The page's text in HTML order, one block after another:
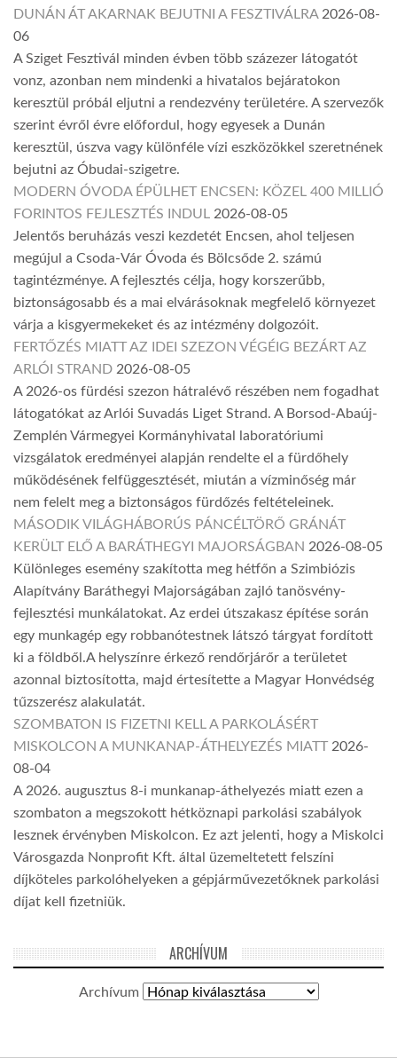
DUNÁN ÁT AKARNAK BEJUTNI A FESZTIVÁLRA 2026-08-
06
A Sziget Fesztivál minden évben több százezer látogatót
vonz, azonban nem mindenki a hivatalos bejáratokon
keresztül próbál eljutni a rendezvény területére. A szervezők
szerint évről évre előfordul, hogy egyesek a Dunán
keresztül, úszva vagy különféle vízi eszközökkel szeretnének
bejutni az Óbudai-szigetre.
MODERN ÓVODA ÉPÜLHET ENCSEN: KÖZEL 400 MILLIÓ
FORINTOS FEJLESZTÉS INDUL 2026-08-05
Jelentős beruházás veszi kezdetét Encsen, ahol teljesen
megújul a Csoda-Vár Óvoda és Bölcsőde 2. számú
tagintézménye. A fejlesztés célja, hogy korszerűbb,
biztonságosabb és a mai elvárásoknak megfelelő környezet
várja a kisgyermekeket és az intézmény dolgozóit.
FERTŐZÉS MIATT AZ IDEI SZEZON VÉGÉIG BEZÁRT AZ
ARLÓI STRAND 2026-08-05
A 2026-os fürdési szezon hátralévő részében nem fogadhat
látogatókat az Arlói Suvadás Liget Strand. A Borsod-Abaúj-
Zemplén Vármegyei Kormányhivatal laboratóriumi
vizsgálatok eredményei alapján rendelte el a fürdőhely
működésének felfüggesztését, miután a vízminőség már
nem felelt meg a biztonságos fürdőzés feltételeinek.
MÁSODIK VILÁGHÁBORÚS PÁNCÉLTÖRŐ GRÁNÁT
KERÜLT ELŐ A BARÁTHEGYI MAJORSÁGBAN 2026-08-05
Különleges esemény szakította meg hétfőn a Szimbiózis
Alapítvány Baráthegyi Majorságában zajló tanösvény-
fejlesztési munkálatokat. Az erdei útszakasz építése során
egy munkagép egy robbanótestnek látszó tárgyat fordított
ki a földből.A helyszínre érkező rendőrjárőr a területet
azonnal biztosította, majd értesítette a Magyar Honvédség
tűzszerész alakulatát.
SZOMBATON IS FIZETNI KELL A PARKOLÁSÉRT
MISKOLCON A MUNKANAP-ÁTHELYEZÉS MIATT 2026-
08-04
A 2026. augusztus 8-i munkanap-áthelyezés miatt ezen a
szombaton a megszokott hétköznapi parkolási szabályok
lesznek érvényben Miskolcon. Ez azt jelenti, hogy a Miskolci
Városgazda Nonprofit Kft. által üzemeltetett felszíni
díjköteles parkolóhelyeken a gépjárművezetőknek parkolási
díjat kell fizetniük.
ARCHÍVUM
Archívum